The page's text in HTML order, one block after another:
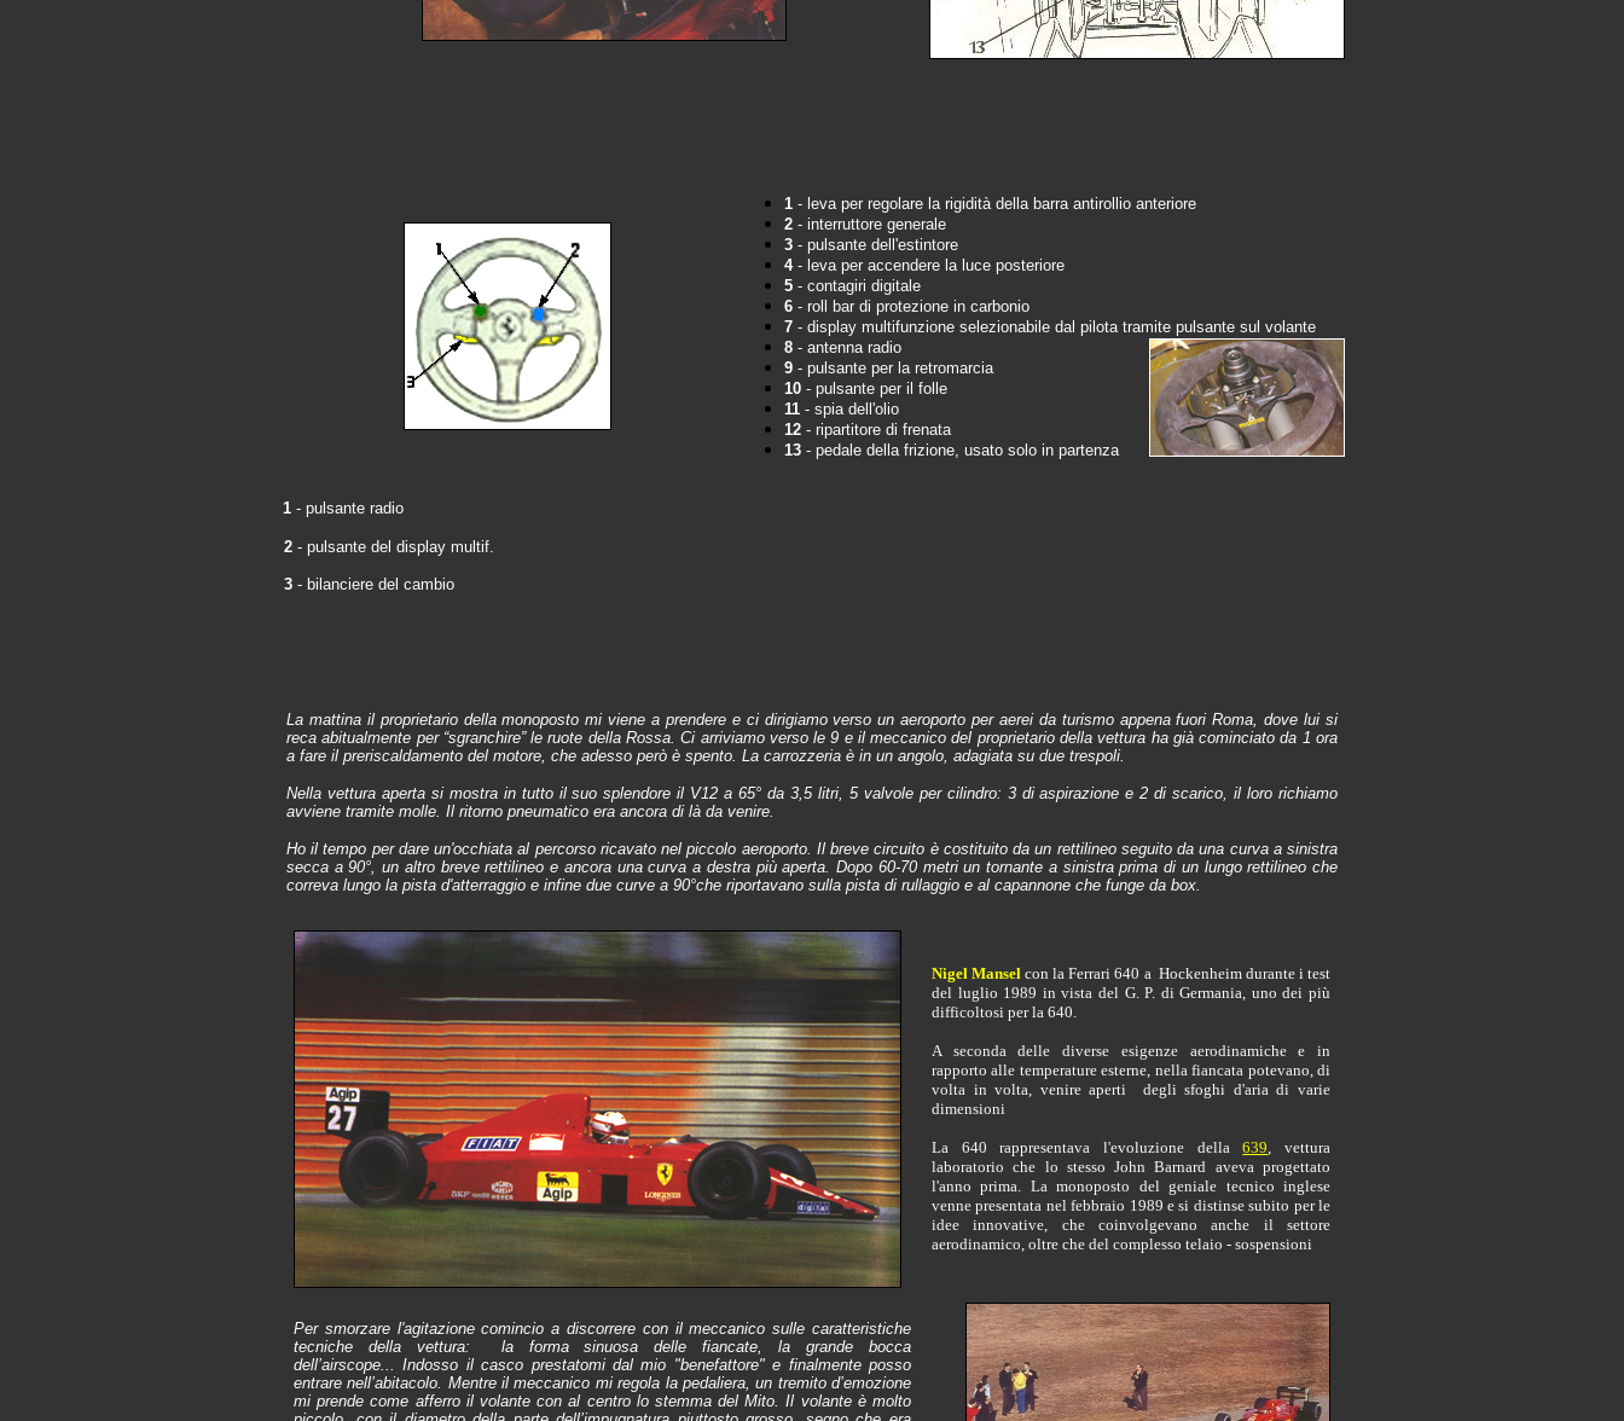
1 - leva per regolare la rigidità della barra antirollio anteriore
2 - interruttore generale
3 - pulsante dell'estintore
4- leva per accendere la luce posteriore
5 - contagiri digitale
6 - roll bar di protezione in carbonio
7 - display multifunzione selezionabile dal pilota tramite pulsante sul volante
8 - antenna radio
9 - pulsante per la retromarcia
10 - pulsante per il folle
11 - spia dell'olio
12 - ripartitore di frenata
13 - pedale della frizione, usato solo in partenza
1 - pulsante radio
2 - pulsante del display multif.
3 - bilanciere del cambio
La mattina il proprietario della monoposto mi viene a prendere e ci dirigiamo verso un aeroporto per aerei da turismo appena fuori Roma, dove lui si
reca abitualmente per “sgranchire” le ruote della Rossa. Ci arriviamo verso le 9 e il meccanico del proprietario della vettura ha già cominciato da 1 ora
a fare il preriscaldamento del motore, che adesso però è spento. La carrozzeria è in un angolo, adagiata su due trespoli.
Nella vettura aperta si mostra in tutto il suo splendore il V12 a 65° da 3,5 litri, 5 valvole per cilindro: 3 di aspirazione e 2 di scarico, il loro richiamo
avviene tramite molle. Il ritorno pneumatico era ancora di là da venire.
Ho il tempo per dare un'occhiata al percorso ricavato nel piccolo aeroporto. Il breve circuito è costituito da un rettilineo seguito da una curva a sinistra
secca a 90°, un altro breve rettilineo e ancora una curva a destra più aperta. Dopo 60-70 metri un tornante a sinistra prima di un lungo rettilineo che
correva lungo la pista d'atterraggio e infine due curve a 90°che riportavano sulla pista di rullaggio e al capannone che funge da box.
Nigel Mansel con la Ferrari 640 a Hockenheim durante i test
del luglio 1989 in vista del G. P. di Germania, uno dei più
difficoltosi per la 640.
A seconda delle diverse esigenze aerodinamiche e in
rapporto alle temperature esterne, nella fiancata potevano, di
volta in volta, venire aperti degli sfoghi d'aria di varie
dimensioni
La 640 rappresentava l'evoluzione della639, vettura
laboratorio che lo stesso John Barnard aveva progettato
l'anno prima. La monoposto del geniale tecnico inglese
venne presentata nel febbraio 1989 e si distinse subito per le
idee innovative, che coinvolgevano anche il settore
aerodinamico, oltre che del complesso telaio - sospensioni
Per smorzare l'agitazione comincio a discorrere con il meccanico sulle caratteristiche
tecniche della vettura: la forma sinuosa delle fiancate, la grande bocca
dell’airscope... Indosso il casco prestatomi dal mio "benefattore" e finalmente posso
entrare nell’abitacolo. Mentre il meccanico mi regola la pedaliera, un tremito d’emozione
mi prende come afferro il volante con al centro lo stemma del Mito. Il volante è molto